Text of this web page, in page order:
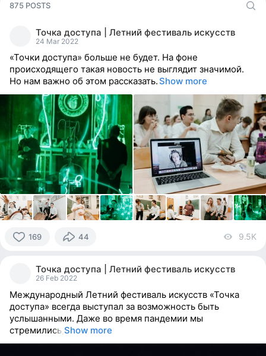
875 POSTS
Точка доступа | Летний фестиваль искусств
24 Mar 2022
«Точки доступа» больше не будет. На фоне
происходящего такая новость не выглядит значимой.
Но нам важно об этом рассказать.Show more
169 44 9.5K
Точка доступа | Летний фестиваль искусств
26 Feb 2022
Международный Летний фестиваль искусств «Точка
доступа» всегда выступал за возможность быть
услышанными. Даже во время пандемии мы
стремились, Show more